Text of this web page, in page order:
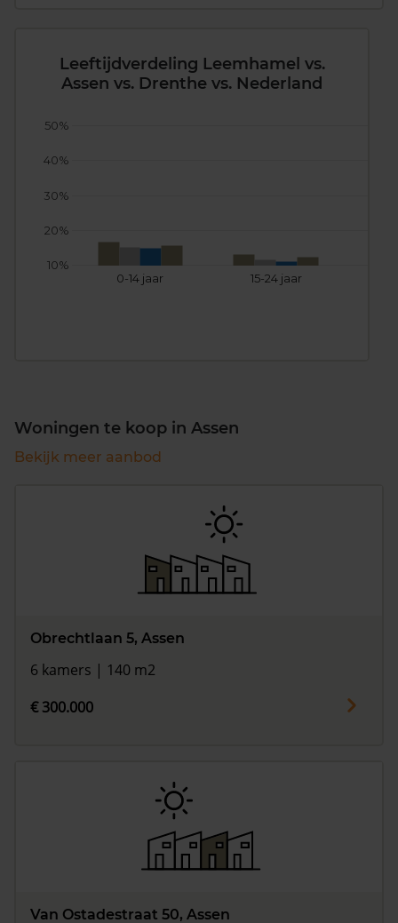
Leeftijdverdeling Leemhamel vs.
Assen vs. Drenthe vs. Nederland
0-14 jaar 15-24 jaar
10%
20%
30%
40%
50%
Woningen te koop in Assen
Bekijk meer aanbod
Obrechtlaan 5, Assen
6 kamers | 140 m2
€ 300.000
Van Ostadestraat 50, Assen